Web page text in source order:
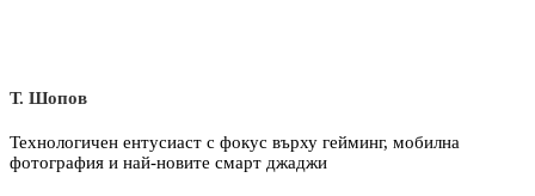
Т. Шопов
Технологичен ентусиаст с фокус върху гейминг, мобилна
фотография и най-новите смарт джаджи